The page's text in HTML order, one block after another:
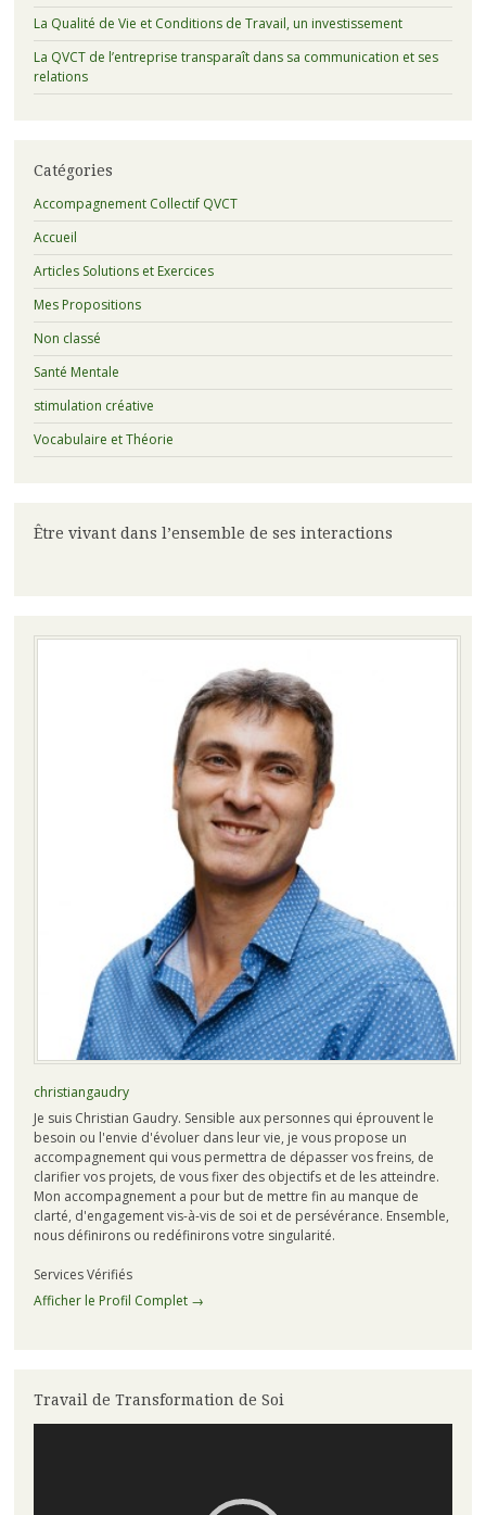
La Qualité de Vie et Conditions de Travail, un investissement
La QVCT de l’entreprise transparaît dans sa communication et ses
relations
Catégories
Accompagnement Collectif QVCT
Accueil
Articles Solutions et Exercices
Mes Propositions
Non classé
Santé Mentale
stimulation créative
Vocabulaire et Théorie
Être vivant dans l’ensemble de ses interactions
christiangaudry
Je suis Christian Gaudry. Sensible aux personnes qui éprouvent le
besoin ou l'envie d'évoluer dans leur vie, je vous propose un
accompagnement qui vous permettra de dépasser vos freins, de
clarifier vos projets, de vous fixer des objectifs et de les atteindre.
Mon accompagnement a pour but de mettre fin au manque de
clarté, d'engagement vis-à-vis de soi et de persévérance. Ensemble,
nous définirons ou redéfinirons votre singularité.
Services Vérifiés
Afficher le Profil Complet →
Travail de Transformation de Soi